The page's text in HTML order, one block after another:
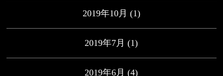
2019年10月 (1)
2019年7月 (1)
2019年6月 (4)